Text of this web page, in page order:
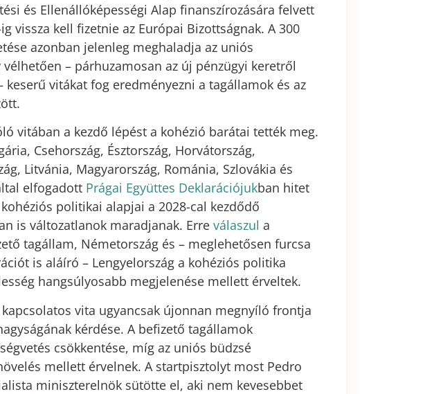
és Ellenállóképességi Alap finanszírozására felvett
vissza kell fizetnie az Európai Bizottságnak. A 300
azonban jelenleg meghaladja az uniós
– párhuzamosan az új pénzügyi keretről
keserű vitákat fog eredményezni a tagállamok és az
vitában a kezdő lépést a kohézió barátai tették meg.
Csehország, Észtország, Horvátország,
Litvánia, Magyarország, Románia, Szlovákia és
elfogadott Prágai Együttes Deklarációjukban hitet
politikai alapjai a 2028-cal kezdődő
is változatlanok maradjanak. Erre válaszul a
tagállam, Németország és – meglehetősen furcsa
is aláíró – Lengyelország a kohéziós politika
hangsúlyosabb megjelenése mellett érveltek.
vita ugyancsak újonnan megnyíló frontja
kérdése. A befizető tagállamok
csökkentése, míg az uniós büdzsé
mellett érvelnek. A startpisztolyt most Pedro
miniszterelnök sütötte el, aki nem kevesebbet